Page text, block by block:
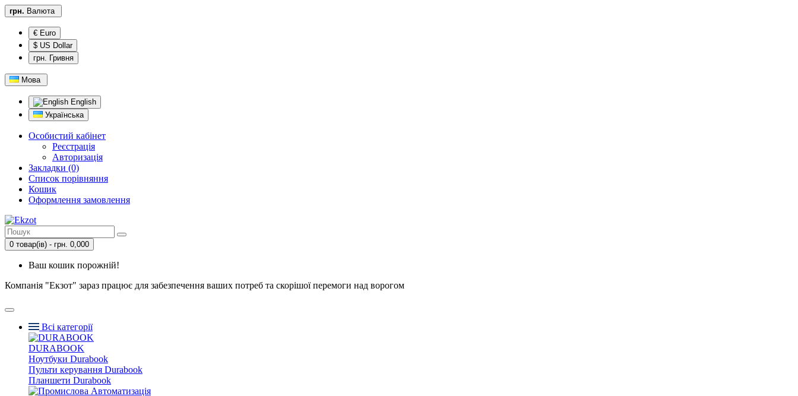
грн. Валюта
€ Euro
$ US Dollar
грн. Гривня
Мова
English
Українська
Особистий кабінет
Реєстрація
Авторизація
Закладки (0)
Список порівняння
Кошик
Оформлення замовлення
0 товар(ів) - грн. 0,000
Ваш кошик порожній!
Компанія "Екзот" зараз працює для забезпечення ваших потреб та скорішої перемоги над ворогом
Всі категорії
DURABOOK
Ноутбуки Durabook
Пульти керування Durabook
Планшети Durabook